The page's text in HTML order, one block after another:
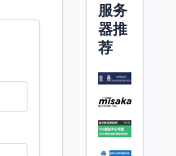
服务
器推
荐